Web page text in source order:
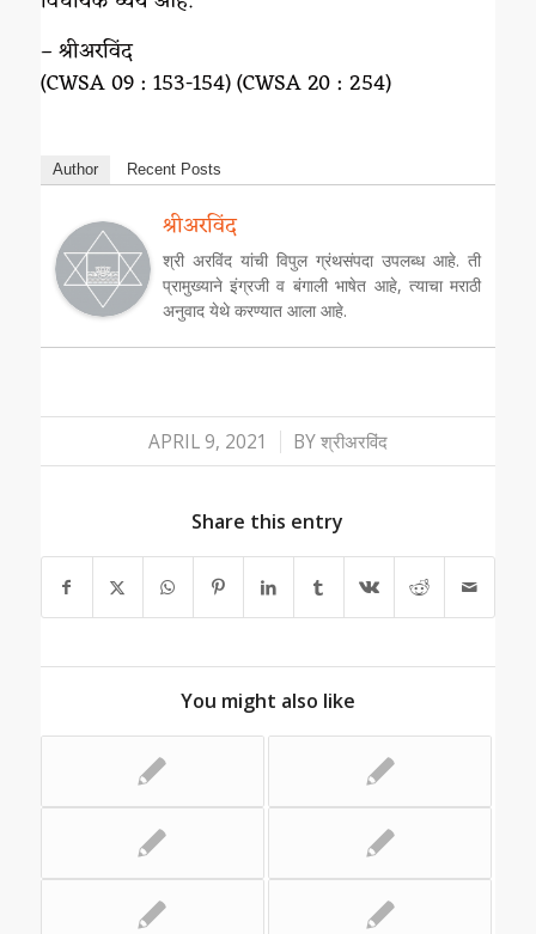
– श्रीअरविंद
(CWSA 09 : 153-154) (CWSA 20 : 254)
Author Recent Posts
श्रीअरविंद
श्री अरविंद यांची विपुल ग्रंथसंपदा उपलब्ध आहे. ती
प्रामुख्याने इंग्रजी व बंगाली भाषेत आहे, त्याचा मराठी
अनुवाद येथे करण्यात आला आहे.
APRIL 9, 2021
/ BYश्रीअरविंद
Share this entry
You might also like